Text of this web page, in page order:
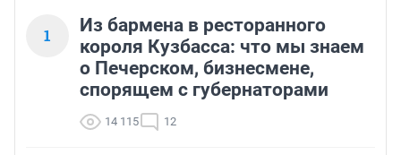
1
Из бармена в ресторанного
короля Кузбасса: что мы знаем
о Печерском, бизнесмене,
спорящем с губернаторами
14 115 12